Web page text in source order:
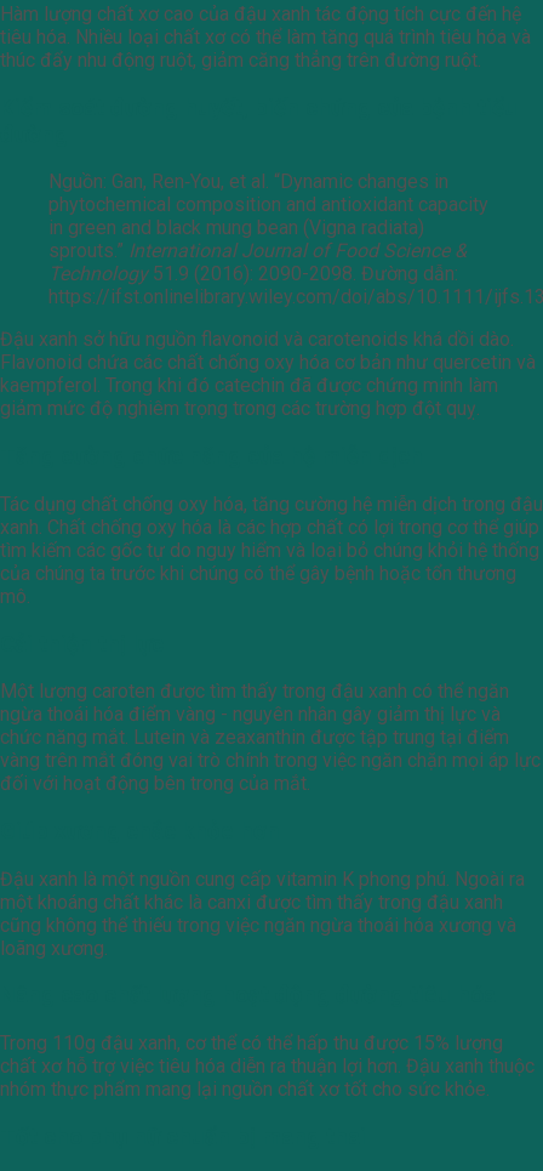
Hàm lượng chất xơ cao của đậu xanh tác động tích cực đến hệ
tiêu hóa. Nhiều loại chất xơ có thể làm tăng quá trình tiêu hóa và
thúc đẩy nhu động ruột, giảm căng thẳng trên đường ruột.
Nguồn: Gan, Ren‐You, et al. “Dynamic changes in
phytochemical composition and antioxidant capacity
in green and black mung bean (Vigna radiata)
sprouts.” International Journal of Food Science &
Technology51.9 (2016): 2090-2098. Đường dẫn:
https://ifst.onlinelibrary.wiley.com/doi/abs/10.1111/
Đậu xanh sở hữu nguồn flavonoid và carotenoids khá dồi dào.
Flavonoid chứa các chất chống oxy hóa cơ bản như quercetin và
kaempferol. Trong khi đó catechin đã được chứng minh làm
giảm mức độ nghiêm trọng trong các trường hợp đột quỵ.
Tác dụng chất chống oxy hóa, tăng cường hệ miễn dịch trong đậu
xanh. Chất chống oxy hóa là các hợp chất có lợi trong cơ thể giúp
tìm kiếm các gốc tự do nguy hiểm và loại bỏ chúng khỏi hệ thống
của chúng ta trước khi chúng có thể gây bệnh hoặc tổn thương
mô.
Một lượng caroten được tìm thấy trong đậu xanh có thể ngăn
ngừa thoái hóa điểm vàng - nguyên nhân gây giảm thị lực và
chức năng mắt. Lutein và zeaxanthin được tập trung tại điểm
vàng trên mắt đóng vai trò chính trong việc ngăn chặn mọi áp lực
đối với hoạt động bên trong của mắt.
Đậu xanh là một nguồn cung cấp vitamin K phong phú. Ngoài ra
một khoáng chất khác là canxi được tìm thấy trong đậu xanh
cũng không thể thiếu trong việc ngăn ngừa thoái hóa xương và
loãng xương.
Trong 110g đậu xanh, cơ thể có thể hấp thu được 15% lượng
chất xơ hỗ trợ việc tiêu hóa diễn ra thuận lợi hơn. Đậu xanh thuộc
nhóm thực phẩm mang lại nguồn chất xơ tốt cho sức khỏe.